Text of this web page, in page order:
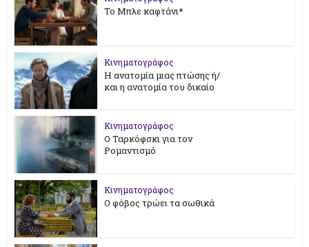
Το Μπλε καφτάνι*
Κινηματογράφος
Η ανατομία μιας πτώσης ή/
και η ανατομία του δικαίο
Κινηματογράφος
Ο Ταρκόφσκι για τον
Ρομαντισμό
Κινηματογράφος
Ο φόβος τρώει τα σωθικά